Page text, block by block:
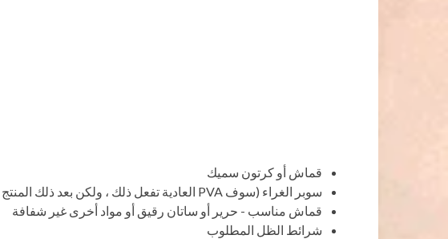
قماش أو كرتون سميك
سوبر الغراء (سوف PVA العادية تفعل ذلك ، ولكن بعد ذلك المنتج النهائي سوف تستمر أقل)
قماش مناسب - حرير أو ساتان رقيق أو مواد أخرى غير شفافة
شرائط الظل المطلوب